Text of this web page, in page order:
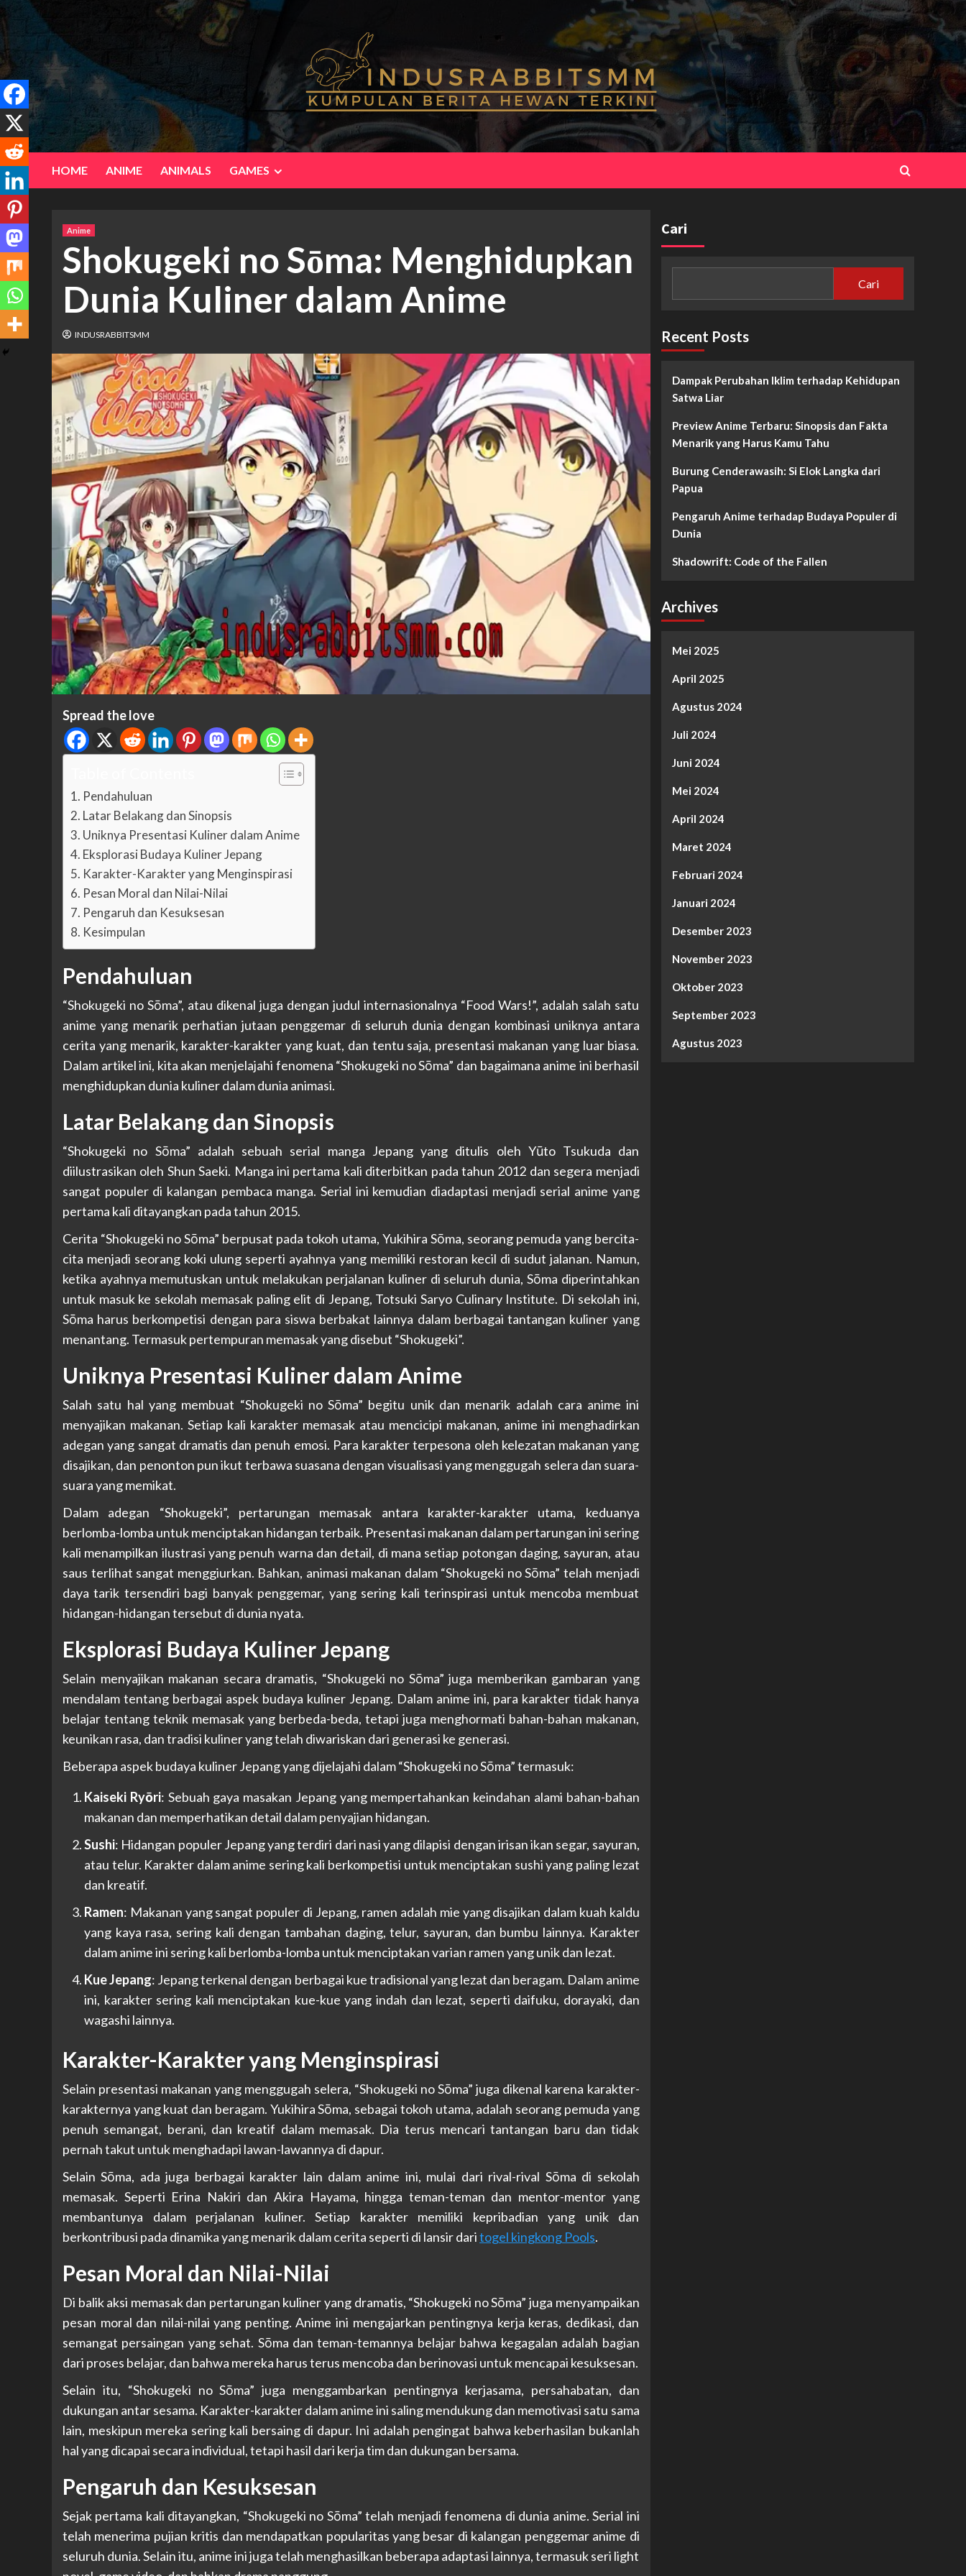
Skip
to
HOME ANIME ANIMALS GAMES
Anime
Shokugeki no Sōma: Menghidupkan
Dunia Kuliner dalam Anime
INDUSRABBITSMM
Spread the love
Pendahuluan
Latar Belakang dan Sinopsis
Uniknya Presentasi Kuliner dalam Anime
Eksplorasi Budaya Kuliner Jepang
Karakter-Karakter yang Menginspirasi
Pesan Moral dan Nilai-Nilai
Pengaruh dan Kesuksesan
Kesimpulan
Pendahuluan
“Shokugeki no Sōma”, atau dikenal juga dengan judul internasionalnya “Food Wars!”, adalah salah satu
anime yang menarik perhatian jutaan penggemar di seluruh dunia dengan kombinasi uniknya antara
cerita yang menarik, karakter-karakter yang kuat, dan tentu saja, presentasi makanan yang luar biasa.
Dalam artikel ini, kita akan menjelajahi fenomena “Shokugeki no Sōma” dan bagaimana anime ini berhasil
menghidupkan dunia kuliner dalam dunia animasi.
Latar Belakang dan Sinopsis
“Shokugeki no Sōma” adalah sebuah serial manga Jepang yang ditulis oleh Yūto Tsukuda dan
diilustrasikan oleh Shun Saeki. Manga ini pertama kali diterbitkan pada tahun 2012 dan segera menjadi
sangat populer di kalangan pembaca manga. Serial ini kemudian diadaptasi menjadi serial anime yang
pertama kali ditayangkan pada tahun 2015.
Cerita “Shokugeki no Sōma” berpusat pada tokoh utama, Yukihira Sōma, seorang pemuda yang bercita-
cita menjadi seorang koki ulung seperti ayahnya yang memiliki restoran kecil di sudut jalanan. Namun,
ketika ayahnya memutuskan untuk melakukan perjalanan kuliner di seluruh dunia, Sōma diperintahkan
untuk masuk ke sekolah memasak paling elit di Jepang, Totsuki Saryo Culinary Institute. Di sekolah ini,
Sōma harus berkompetisi dengan para siswa berbakat lainnya dalam berbagai tantangan kuliner yang
menantang. Termasuk pertempuran memasak yang disebut “Shokugeki”.
Uniknya Presentasi Kuliner dalam Anime
Salah satu hal yang membuat “Shokugeki no Sōma” begitu unik dan menarik adalah cara anime ini
menyajikan makanan. Setiap kali karakter memasak atau mencicipi makanan, anime ini menghadirkan
adegan yang sangat dramatis dan penuh emosi. Para karakter terpesona oleh kelezatan makanan yang
disajikan, dan penonton pun ikut terbawa suasana dengan visualisasi yang menggugah selera dan suara-
suara yang memikat.
Dalam adegan “Shokugeki”, pertarungan memasak antara karakter-karakter utama, keduanya
berlomba-lomba untuk menciptakan hidangan terbaik. Presentasi makanan dalam pertarungan ini sering
kali menampilkan ilustrasi yang penuh warna dan detail, di mana setiap potongan daging, sayuran, atau
saus terlihat sangat menggiurkan. Bahkan, animasi makanan dalam “Shokugeki no Sōma” telah menjadi
daya tarik tersendiri bagi banyak penggemar, yang sering kali terinspirasi untuk mencoba membuat
hidangan-hidangan tersebut di dunia nyata.
Eksplorasi Budaya Kuliner Jepang
Selain menyajikan makanan secara dramatis, “Shokugeki no Sōma” juga memberikan gambaran yang
mendalam tentang berbagai aspek budaya kuliner Jepang. Dalam anime ini, para karakter tidak hanya
belajar tentang teknik memasak yang berbeda-beda, tetapi juga menghormati bahan-bahan makanan,
keunikan rasa, dan tradisi kuliner yang telah diwariskan dari generasi ke generasi.
Beberapa aspek budaya kuliner Jepang yang dijelajahi dalam “Shokugeki no Sōma” termasuk:
Kaiseki Ryōri: Sebuah gaya masakan Jepang yang mempertahankan keindahan alami bahan-bahan
makanan dan memperhatikan detail dalam penyajian hidangan.
Sushi: Hidangan populer Jepang yang terdiri dari nasi yang dilapisi dengan irisan ikan segar, sayuran,
atau telur. Karakter dalam anime sering kali berkompetisi untuk menciptakan sushi yang paling lezat
dan kreatif.
Ramen: Makanan yang sangat populer di Jepang, ramen adalah mie yang disajikan dalam kuah kaldu
yang kaya rasa, sering kali dengan tambahan daging, telur, sayuran, dan bumbu lainnya. Karakter
dalam anime ini sering kali berlomba-lomba untuk menciptakan varian ramen yang unik dan lezat.
Kue Jepang: Jepang terkenal dengan berbagai kue tradisional yang lezat dan beragam. Dalam anime
ini, karakter sering kali menciptakan kue-kue yang indah dan lezat, seperti daifuku, dorayaki, dan
wagashi lainnya.
Karakter-Karakter yang Menginspirasi
Selain presentasi makanan yang menggugah selera, “Shokugeki no Sōma” juga dikenal karena karakter-
karakternya yang kuat dan beragam. Yukihira Sōma, sebagai tokoh utama, adalah seorang pemuda yang
penuh semangat, berani, dan kreatif dalam memasak. Dia terus mencari tantangan baru dan tidak
pernah takut untuk menghadapi lawan-lawannya di dapur.
Selain Sōma, ada juga berbagai karakter lain dalam anime ini, mulai dari rival-rival Sōma di sekolah
memasak. Seperti Erina Nakiri dan Akira Hayama, hingga teman-teman dan mentor-mentor yang
membantunya dalam perjalanan kuliner. Setiap karakter memiliki kepribadian yang unik dan
berkontribusi pada dinamika yang menarik dalam cerita seperti di lansir daritogel kingkong Pools.
Pesan Moral dan Nilai-Nilai
Di balik aksi memasak dan pertarungan kuliner yang dramatis, “Shokugeki no Sōma” juga menyampaikan
pesan moral dan nilai-nilai yang penting. Anime ini mengajarkan pentingnya kerja keras, dedikasi, dan
semangat persaingan yang sehat. Sōma dan teman-temannya belajar bahwa kegagalan adalah bagian
dari proses belajar, dan bahwa mereka harus terus mencoba dan berinovasi untuk mencapai kesuksesan.
Selain itu, “Shokugeki no Sōma” juga menggambarkan pentingnya kerjasama, persahabatan, dan
dukungan antar sesama. Karakter-karakter dalam anime ini saling mendukung dan memotivasi satu sama
lain, meskipun mereka sering kali bersaing di dapur. Ini adalah pengingat bahwa keberhasilan bukanlah
hal yang dicapai secara individual, tetapi hasil dari kerja tim dan dukungan bersama.
Pengaruh dan Kesuksesan
Sejak pertama kali ditayangkan, “Shokugeki no Sōma” telah menjadi fenomena di dunia anime. Serial ini
telah menerima pujian kritis dan mendapatkan popularitas yang besar di kalangan penggemar anime di
seluruh dunia. Selain itu, anime ini juga telah menghasilkan beberapa adaptasi lainnya, termasuk seri light
Cari
Cari
Recent Posts
Dampak Perubahan Iklim terhadap Kehidupan
Satwa Liar
Preview Anime Terbaru: Sinopsis dan Fakta
Menarik yang Harus Kamu Tahu
Burung Cenderawasih: Si Elok Langka dari
Papua
Pengaruh Anime terhadap Budaya Populer di
Dunia
Shadowrift: Code of the Fallen
Archives
Mei 2025
April 2025
Agustus 2024
Juli 2024
Juni 2024
Mei 2024
April 2024
Maret 2024
Februari 2024
Januari 2024
Desember 2023
November 2023
Oktober 2023
September 2023
Agustus 2023